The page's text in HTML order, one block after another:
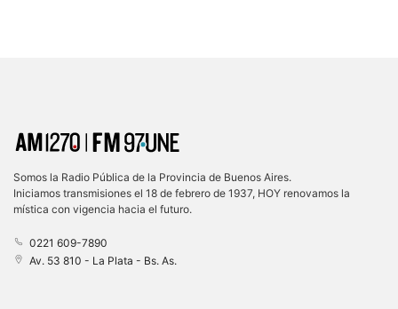
Somos la Radio Pública de la Provincia de Buenos Aires.
Iniciamos transmisiones el 18 de febrero de 1937, HOY renovamos la
mística con vigencia hacia el futuro.
0221 609-7890
Av. 53 810 - La Plata - Bs. As.